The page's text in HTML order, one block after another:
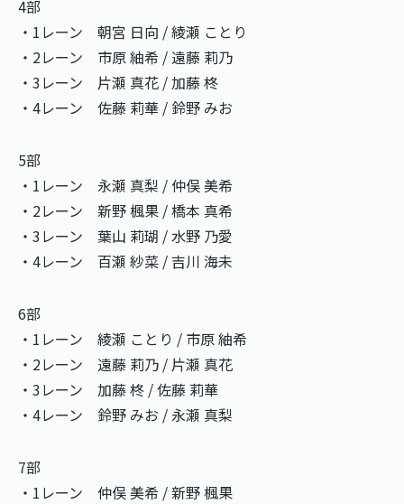
4部
・1レーン 朝宮 日向 / 綾瀬 ことり
・2レーン 市原 紬希 / 遠藤 莉乃
・3レーン 片瀬 真花 / 加藤 柊
・4レーン 佐藤 莉華 / 鈴野 みお
5部
・1レーン 永瀬 真梨 / 仲俣 美希
・2レーン 新野 楓果 / 橋本 真希
・3レーン 葉山 莉瑚 / 水野 乃愛
・4レーン 百瀬 紗菜 / 吉川 海未
6部
・1レーン 綾瀬 ことり / 市原 紬希
・2レーン 遠藤 莉乃 / 片瀬 真花
・3レーン 加藤 柊 / 佐藤 莉華
・4レーン 鈴野 みお / 永瀬 真梨
7部
・1レーン 仲俣 美希 / 新野 楓果